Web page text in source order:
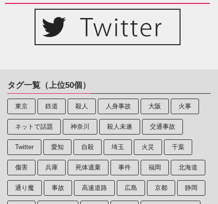
タグ一覧（上位50個）
東京 鉄道 殺人 人身事故 大阪 火事
ネットで話題 神奈川 殺人未遂 交通事故
Twitter 愛知 自殺 埼玉 火災 千葉
傷害 兵庫 死体遺棄 事件 福岡 北海道
通り魔 事故 高速道路 広島 京都 静岡